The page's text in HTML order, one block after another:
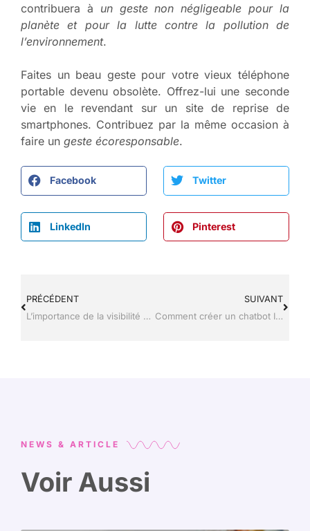
contribuera à un geste non négligeable pour la
planète et pour la lutte contre la pollution de
l’environnement.
Faites un beau geste pour votre vieux téléphone
portable devenu obsolète. Offrez-lui une seconde
vie en le revendant sur un site de reprise de
smartphones. Contribuez par la même occasion à
faire un geste écoresponsable.
Facebook Twitter
LinkedIn Pinterest
PRÉCÉDENT
L’importance de la visibilité sur le Web
SUIVANT
Comment créer un chatbot Instagram Direct
NEWS & ARTICLE
Voir Aussi